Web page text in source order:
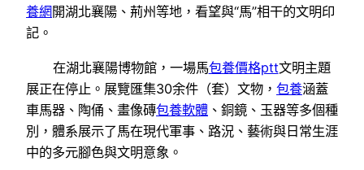
養網開湖北襄陽、荊州等地，看望與“馬”相干的文明印
記。
在湖北襄陽博物館，一場馬包養價格ptt文明主題
展正在停止。展覽匯集30余件（套）文物， 包養涵蓋
車馬器、陶俑、畫像磚包養軟體 、銅鏡、玉器等多個種
別，體系展示了馬在現代軍事、路況、藝術與日常生涯
中的多元腳色與文明意象。